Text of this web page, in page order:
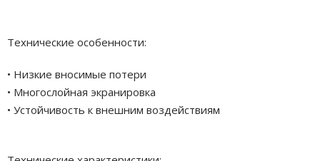
Технические особенности:
• Низкие вносимые потери
• Многослойная экранировка
• Устойчивость к внешним воздействиям